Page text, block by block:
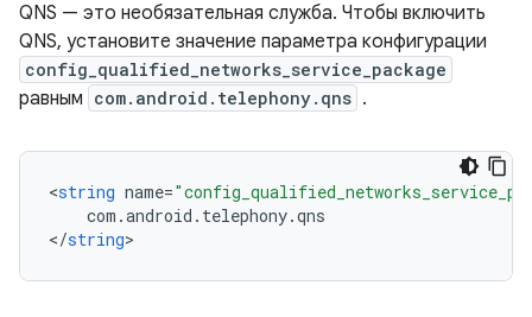
QNS — это необязательная служба. Чтобы включить
QNS, установите значение параметра конфигурации
config_qualified_networks_service_package
равным com.android.telephony.qns .
<string name=
com .android . telephony.qns
</string